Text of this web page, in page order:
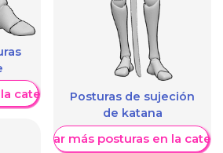
categoríaPosturas de sujeción
de katana
Mostrar más posturas en la